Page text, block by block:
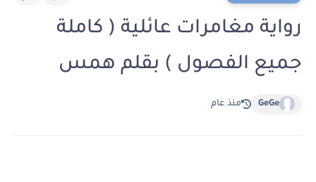
رواية مغامرات عائلية ( كاملة
جميع الفصول ) بقلم همس
GeGe منذ عام